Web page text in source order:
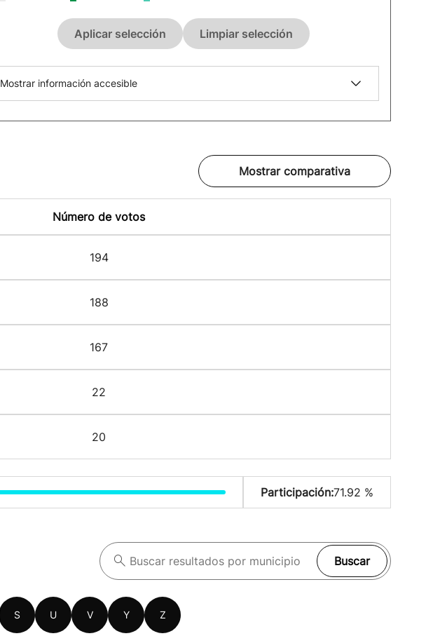
Aplicar selección Limpiar selección
Mostrar información accesible
Mostrar comparativa
Número de votos
194
188
167
22
20
Participación:71.92 %
Buscar
S U V Y Z